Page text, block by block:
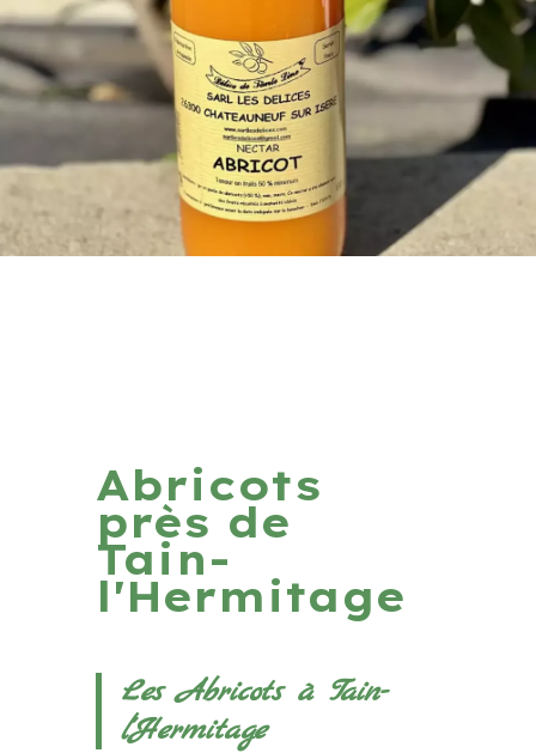
Abricots
près de
Tain-
l'Hermitage
Les Abricots à Tain-
l'Hermitage